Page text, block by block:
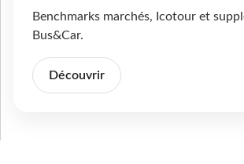
Benchmarks marchés, Icotour et
Bus&Car.
Découvrir